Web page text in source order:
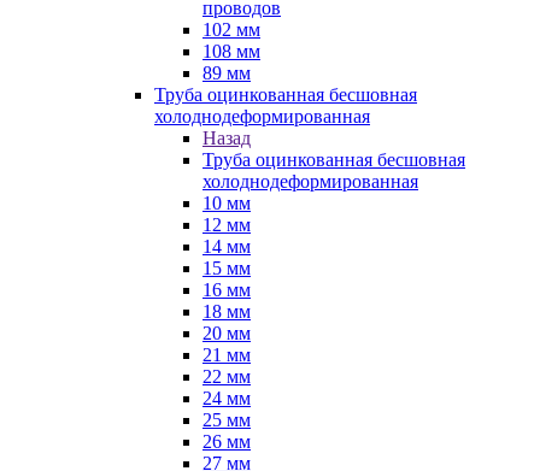
проводов
102 мм
108 мм
89 мм
Труба оцинкованная бесшовная
холоднодеформированная
Назад
Труба оцинкованная бесшовная
холоднодеформированная
10 мм
12 мм
14 мм
15 мм
16 мм
18 мм
20 мм
21 мм
22 мм
24 мм
25 мм
26 мм
27 мм